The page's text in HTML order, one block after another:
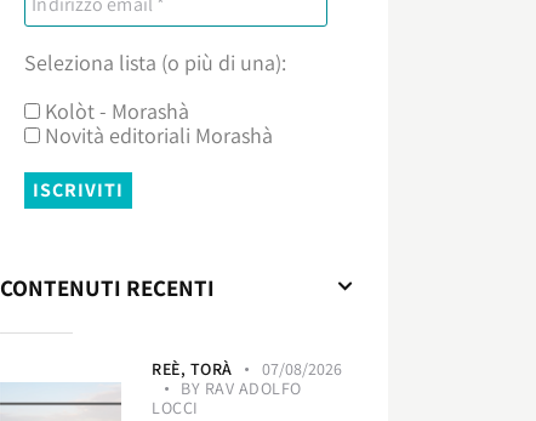
Seleziona lista (o più di una):
Kolòt - Morashà
Novità editoriali Morashà
CONTENUTI RECENTI
REÈ, TORÀ
07/08/2026
BY RAV ADOLFO
LOCCI